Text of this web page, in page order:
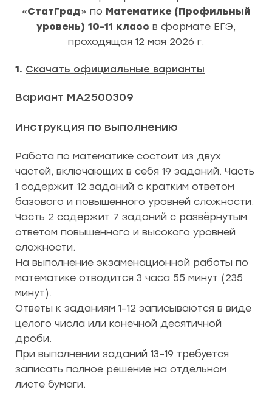
«СтатГрад» по Математике (Профильный
уровень) 10-11 класс в формате ЕГЭ,
проходящая 12 мая 2026 г.
1. Скачать официальные варианты
Вариант МА2500309
Инструкция по выполнению
Работа по математике состоит из двух
частей, включающих в себя 19 заданий. Часть
1 содержит 12 заданий с кратким ответом
базового и повышенного уровней сложности.
Часть 2 содержит 7 заданий с развёрнутым
ответом повышенного и высокого уровней
сложности.
На выполнение экзаменационной работы по
математике отводится 3 часа 55 минут (235
минут).
Ответы к заданиям 1–12 записываются в виде
целого числа или конечной десятичной
дроби.
При выполнении заданий 13–19 требуется
записать полное решение на отдельном
листе бумаги.